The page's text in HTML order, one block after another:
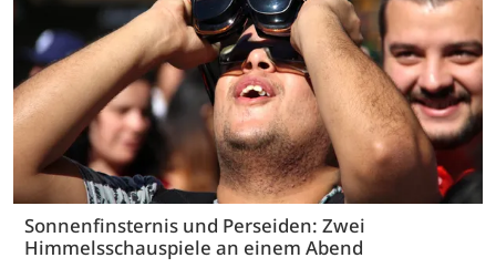
Sonnenfinsternis und Perseiden: Zwei
Himmelsschauspiele an einem Abend